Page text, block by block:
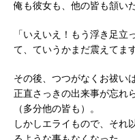
俺も彼女も、他の皆も頷いた
「いえいえ！もう浮き足立
て、ていうかまだ震えてま
その後、つつがなくお祓い
正直さっきの出来事が忘れ
（多分他の皆も）。
しかしエライもので、それ